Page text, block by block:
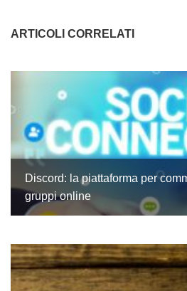
ARTICOLI CORRELATI
Discord: la piattaforma per
gruppi online